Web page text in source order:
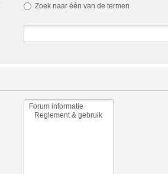
Zoek naar één van de termen